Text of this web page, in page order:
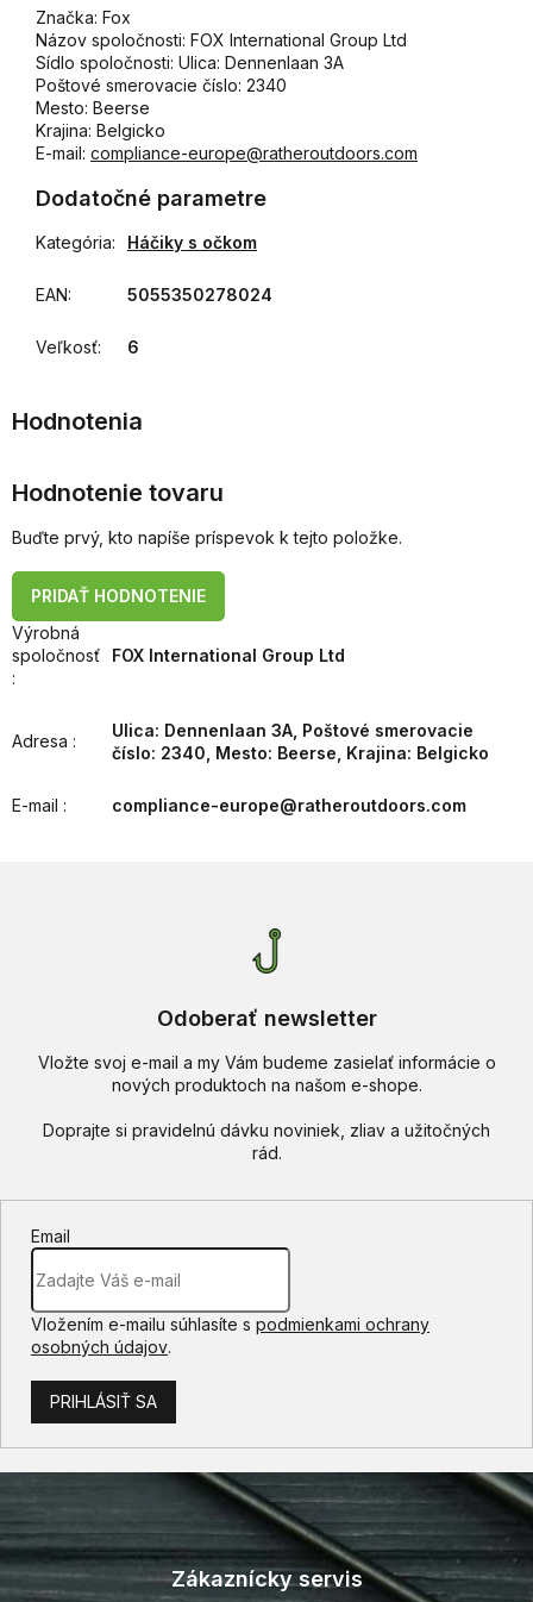
Značka: Fox
Názov spoločnosti: FOX International Group Ltd
Sídlo spoločnosti: Ulica: Dennenlaan 3A
Poštové smerovacie číslo: 2340
Mesto: Beerse
Krajina: Belgicko
E-mail: compliance-europe@ratheroutdoors.com
Dodatočné parametre
Kategória: Háčiky s očkom
EAN: 5055350278024
Veľkosť: 6
Hodnotenie tovaru
Buďte prvý, kto napíše príspevok k tejto položke.
PRIDAŤ HODNOTENIE
Výrobná
spoločnosť
:
FOX International Group Ltd
Adresa :
Ulica: Dennenlaan 3A, Poštové smerovacie
číslo: 2340, Mesto: Beerse, Krajina: Belgicko
E-mail : compliance-europe@ratheroutdoors.com
Odoberať newsletter
Vložte svoj e-mail a my Vám budeme zasielať informácie o
nových produktoch na našom e-shope.
Email
Vložením e-mailu súhlasíte s podmienkami ochrany
osobných údajov.
PRIHLÁSIŤ SA
Z
á
p
ä
Zákaznícky servis